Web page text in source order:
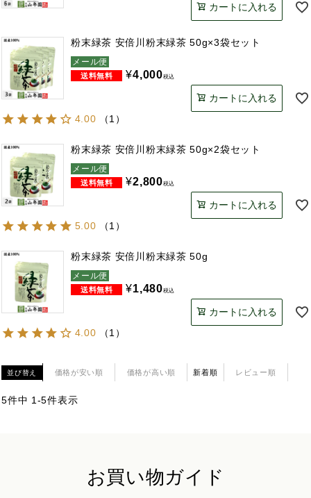
カートに入れる
粉末緑茶 安倍川粉末緑茶 50g×3袋セット
メール便
¥4,000税込
カートに入れる
4.00
（1）
粉末緑茶 安倍川粉末緑茶 50g×2袋セット
メール便
¥2,800税込
カートに入れる
5.00
（1）
粉末緑茶 安倍川粉末緑茶 50g
メール便
¥1,480税込
カートに入れる
4.00
（1）
並び替え 価格が安い順 価格が高い順 新着順 レビュー順
5件中 1-5件表示
お買い物ガイド